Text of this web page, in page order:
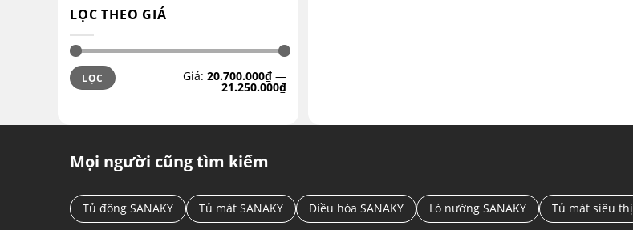
LỌC THEO GIÁ
Giá
tối
thiểu
Giá
tối
đa
LỌC Giá: 20.700.000₫ —
21.250.000₫
Mọi người cũng tìm kiếm
Tủ đông SANAKY Tủ mát SANAKY Điều hòa SANAKY Lò nướng SANAKY Tủ mát siêu thị